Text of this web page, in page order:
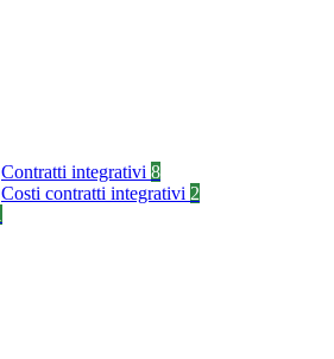
Contratti integrativi 8
Costi contratti integrativi 2